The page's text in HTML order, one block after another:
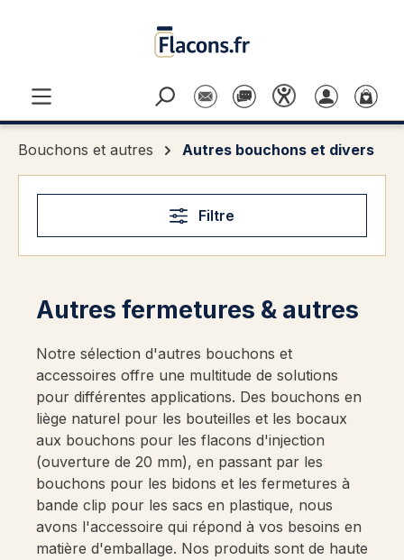
Bouchons et autres Autres bouchons et divers
Filtre
Autres fermetures & autres
Notre sélection d'autres bouchons et
accessoires offre une multitude de solutions
pour différentes applications. Des bouchons en
liège naturel pour les bouteilles et les bocaux
aux bouchons pour les flacons d'injection
(ouverture de 20 mm), en passant par les
bouchons pour les bidons et les fermetures à
bande clip pour les sacs en plastique, nous
avons l'accessoire qui répond à vos besoins en
matière d'emballage. Nos produits sont de haute